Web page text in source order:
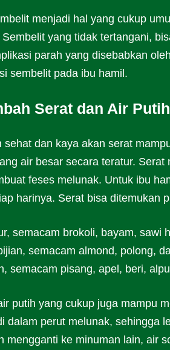
menjadi hal yang cukup
yang tidak tertangani,
parah yang disebabkan
sembelit pada ibu hamil.
Serat dan Air Putih
sehat dan kaya akan serat
air besar secara teratur.
feses melunak. Untuk ibu
harinya. Serat bisa ditemukan
semacam brokoli, bayam, sawi
semacam almond, polong,
semacam pisang, apel, beri,
putih yang cukup juga mampu
dalam perut melunak, sehingga
mengganti ke minuman lain, air